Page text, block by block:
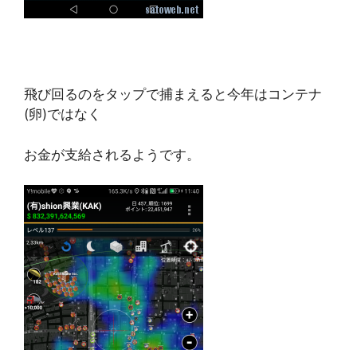
飛び回るのをタップで捕まえると今年はコンテナ
(卵)ではなく
お金が支給されるようです。